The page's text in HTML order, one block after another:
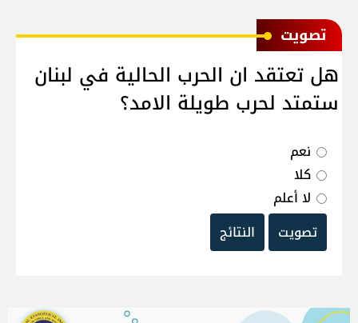
ﺗﺼﻮﻳﺖ
هل تعتقد ان الحرب الحالية في لبنان
ستمتد لحرب طويلة الامد؟
نعم
كلا
لا أعلم
تصويت
النتائج